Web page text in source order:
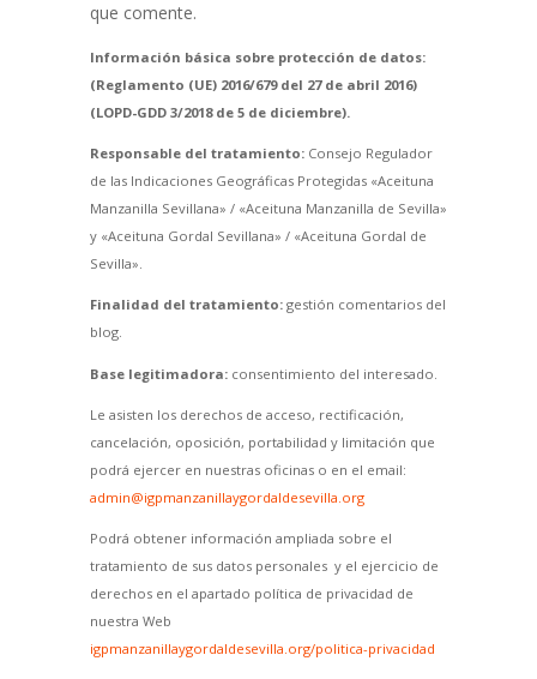
que comente.
Información básica sobre protección de datos:
(Reglamento (UE) 2016/679 del 27 de abril 2016)
(LOPD-GDD 3/2018 de 5 de diciembre).
Responsable del tratamiento:Consejo Regulador
de las Indicaciones Geográficas Protegidas «Aceituna
Manzanilla Sevillana» / «Aceituna Manzanilla de Sevilla»
y «Aceituna Gordal Sevillana» / «Aceituna Gordal de
Sevilla».
Finalidad del tratamiento:gestión comentarios del
blog.
Base legitimadora:consentimiento del interesado.
Le asisten los derechos de acceso, rectificación,
cancelación, oposición, portabilidad y limitación que
podrá ejercer en nuestras oficinas o en el email:
admin@igpmanzanillaygordaldesevilla.org
Podrá obtener información ampliada sobre el
tratamiento de sus datos personales y el ejercicio de
derechos en el apartado política de privacidad de
nuestra Web
igpmanzanillaygordaldesevilla.org/politica-privacidad